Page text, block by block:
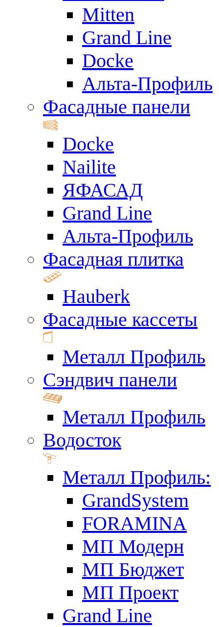
Mitten
Grand Line
Docke
Альта-Профиль
Фасадные панели
Docke
Nailite
ЯФАСАД
Grand Line
Альта-Профиль
Фасадная плитка
Hauberk
Фасадные кассеты
Металл Профиль
Сэндвич панели
Металл Профиль
Водосток
Металл Профиль:
GrandSystem
FORAMINA
МП Модерн
МП Бюджет
МП Проект
Grand Line